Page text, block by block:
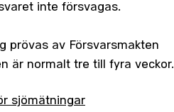
inte försvagas.
prövas av Försvarsmakten
är normalt tre till fyra veckor.
sjömätningar